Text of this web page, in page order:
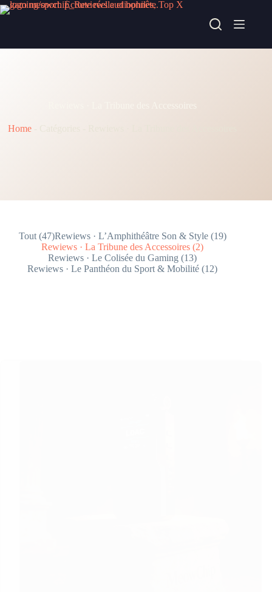
Passer
au
Home
Tout (47)Rewiews · L’Amphithéâtre Son & Style (19)
Rewiews · La Tribune des Accessoires (2)
Rewiews · Le Colisée du Gaming (13)
Rewiews · Le Panthéon du Sport & Mobilité (12)